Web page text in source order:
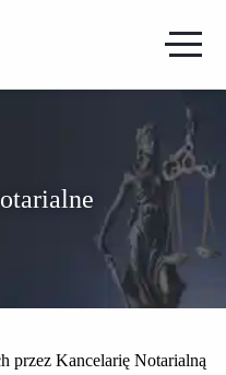
przez Kancelarię Notarialną